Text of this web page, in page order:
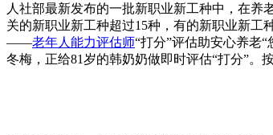
人社部最新发布的一批新职业新工种中，在
关的新职业新工种超过15种，有的新职业新工
——老年人能力评估师“打分”评估助安心养老
冬梅，正给81岁的韩奶奶做即时评估“打分”。